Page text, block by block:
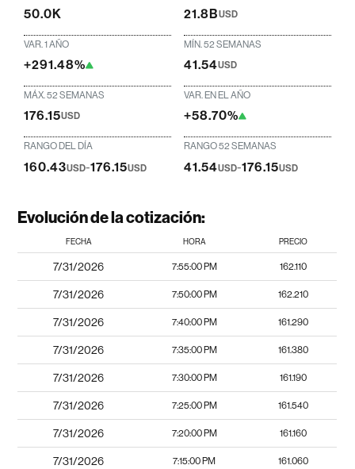
50.0K 21.8BUSD
VAR. 1 AÑO
+291.48%
MÍN. 52 SEMANAS
41.54USD
MÁX. 52 SEMANAS
176.15USD
VAR. EN EL AÑO
+58.70%
RANGO DEL DÍA
160.43USD-176.15USD
RANGO 52 SEMANAS
41.54USD-176.15USD
Evolución de la cotización:
FECHA HORA PRECIO
7/31/2026 7:55:00 PM 162.110
7/31/2026 7:50:00 PM 162.210
7/31/2026 7:40:00 PM 161.290
7/31/2026 7:35:00 PM 161.380
7/31/2026 7:30:00 PM 161.190
7/31/2026 7:25:00 PM 161.540
7/31/2026 7:20:00 PM 161.160
7/31/2026 7:15:00 PM 161.060